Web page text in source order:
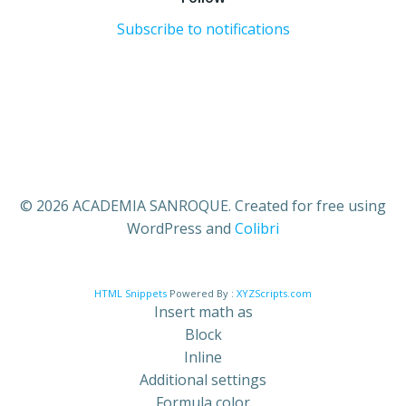
Subscribe to notifications
© 2026 ACADEMIA SANROQUE. Created for free using
WordPress and Colibri
HTML Snippets Powered By : XYZScripts.com
Insert math as
Block
Inline
Additional settings